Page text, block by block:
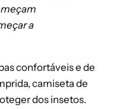
a
confortáveis e de
camiseta de
dos insetos.